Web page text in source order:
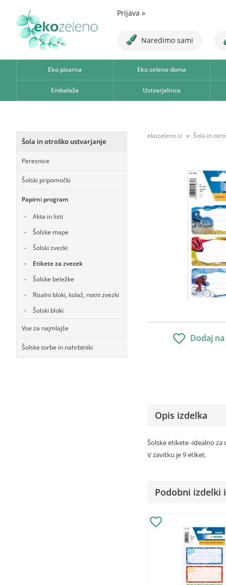
Prijava »
Naredimo sami
Eko pisarna Eko zeleno doma
Embalaža Ustvarjalnica
Šola in otroško ustvarjanje
Peresnice
Šolski pripomočki
Papirni program
Akta in listi
Šolske mape
Šolski zvezki
Etikete za zvezek
Šolske beležke
Risalni bloki, kolaž, notni zvezki
Šolski bloki
Vse za najmlajše
Šolske torbe in nahrbtniki
ekozeleno.si Šola in
Dodaj
Opis izdelka
Šolske etikete -idealno
V zavitku je 9 etiket.
Podobni izdelki